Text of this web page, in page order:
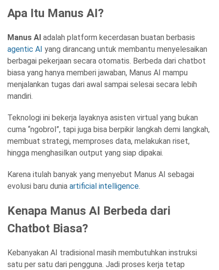
Apa Itu Manus AI?
Manus AI adalah platform kecerdasan buatan berbasis
agentic AI yang dirancang untuk membantu menyelesaikan
berbagai pekerjaan secara otomatis. Berbeda dari chatbot
biasa yang hanya memberi jawaban, Manus AI mampu
menjalankan tugas dari awal sampai selesai secara lebih
mandiri.
Teknologi ini bekerja layaknya asisten virtual yang bukan
cuma “ngobrol”, tapi juga bisa berpikir langkah demi langkah,
membuat strategi, memproses data, melakukan riset,
hingga menghasilkan output yang siap dipakai.
Karena itulah banyak yang menyebut Manus AI sebagai
evolusi baru dunia artificial intelligence.
Kenapa Manus AI Berbeda dari
Chatbot Biasa?
Kebanyakan AI tradisional masih membutuhkan instruksi
satu per satu dari pengguna. Jadi proses kerja tetap